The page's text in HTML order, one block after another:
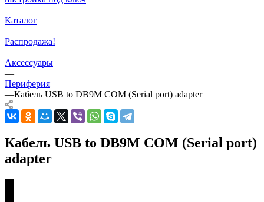
—
Каталог
—
Распродажа!
—
Аксессуары
—
Периферия
—Кабель USB to DB9M COM (Serial port) adapter
Кабель USB to DB9M COM (Serial port)
adapter